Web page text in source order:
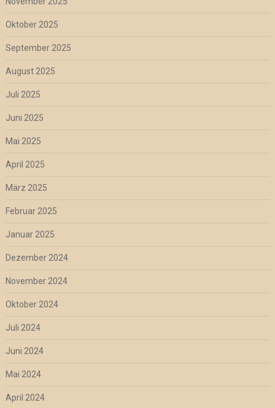
Oktober 2025
September 2025
August 2025
Juli 2025
Juni 2025
Mai 2025
April 2025
März 2025
Februar 2025
Januar 2025
Dezember 2024
November 2024
Oktober 2024
Juli 2024
Juni 2024
Mai 2024
April 2024